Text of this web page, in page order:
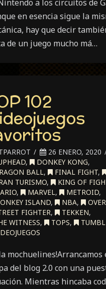
a los circuitos de
en esencia sigue la
hay que decir
de un juego mucho má…
102
26 ENERO, 2020
, DONKEY KONG,
BALL, FINAL FIGHT,
TURISMO, KING OF
, MARVEL, METROID,
ISLAND, NBA,
FIGHTER, TEKKEN,
WITNESS, TOPS,
mochuelines!Arrancamos
del blog 2.0 con una
Mientras hincaba